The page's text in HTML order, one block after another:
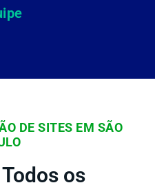
DE SITES EM SÃO
os